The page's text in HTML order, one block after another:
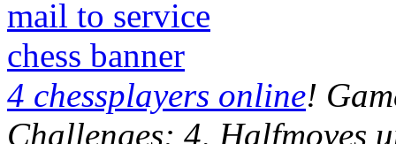
mail to service
chess banner
4 chessplayers online!
Challenges: 4, Halfmoves